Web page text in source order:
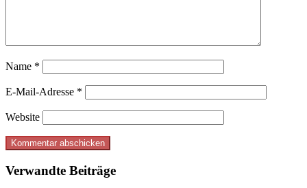
Name *
E-Mail-Adresse *
Website
Verwandte Beiträge